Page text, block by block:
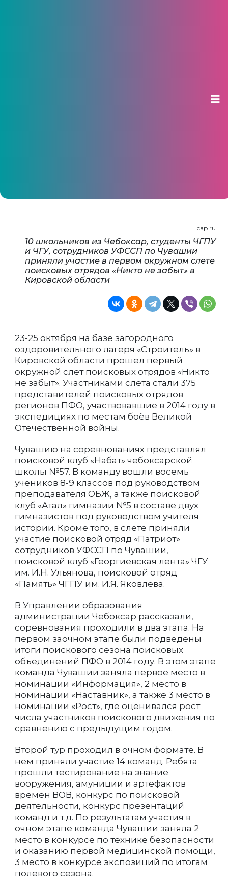
cap.ru
10 школьников из Чебоксар, студенты ЧГПУ
и ЧГУ, сотрудников УФССП по Чувашии
приняли участие в первом окружном слете
поисковых отрядов «Никто не забыт» в
Кировской области
23-25 октября на базе загородного
оздоровительного лагеря «Строитель» в
Кировской области прошел первый
окружной слет поисковых отрядов «Никто
не забыт». Участниками слета стали 375
представителей поисковых отрядов
регионов ПФО, участвовавшие в 2014 году в
экспедициях по местам боёв Великой
Отечественной войны.
Чувашию на соревнованиях представлял
поисковой клуб «Набат» чебоксарской
школы №57. В команду вошли восемь
учеников 8-9 классов под руководством
преподавателя ОБЖ, а также поисковой
клуб «Атал» гимназии №5 в составе двух
гимназистов под руководством учителя
истории. Кроме того, в слете приняли
участие поисковой отряд «Патриот»
сотрудников УФССП по Чувашии,
поисковой клуб «Георгиевская лента» ЧГУ
им. И.Н. Ульянова, поисковой отряд
«Память» ЧГПУ им. И.Я. Яковлева.
В Управлении образования
администрации Чебоксар рассказали,
соревнования проходили в два этапа. На
первом заочном этапе были подведены
итоги поискового сезона поисковых
объединений ПФО в 2014 году. В этом этапе
команда Чувашии заняла первое место в
номинации «Информация», 2 место в
номинации «Наставник», а также 3 место в
номинации «Рост», где оценивался рост
числа участников поискового движения по
сравнению с предыдущим годом.
Второй тур проходил в очном формате. В
нем приняли участие 14 команд. Ребята
прошли тестирование на знание
вооружения, амуниции и артефактов
времен ВОВ, конкурс по поисковой
деятельности, конкурс презентаций
команд и т.д. По результатам участия в
очном этапе команда Чувашии заняла 2
место в конкурсе по технике безопасности
и оказанию первой медицинской помощи,
3 место в конкурсе экспозиций по итогам
полевого сезона.